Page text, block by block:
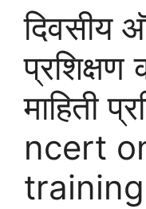
दिवसीय
प्रशिक्षण
माहिती
ncert
training